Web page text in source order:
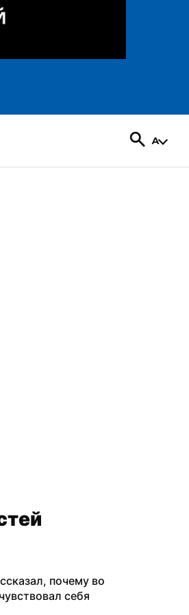
почему во
себя